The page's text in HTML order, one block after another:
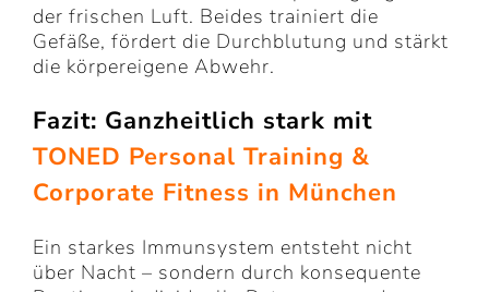
der frischen Luft. Beides trainiert die
Gefäße, fördert die Durchblutung und stärkt
die körpereigene Abwehr.
Fazit: Ganzheitlich stark mit
TONED Personal Training &
Corporate Fitness in München
Ein starkes Immunsystem entsteht nicht
über Nacht – sondern durch konsequente